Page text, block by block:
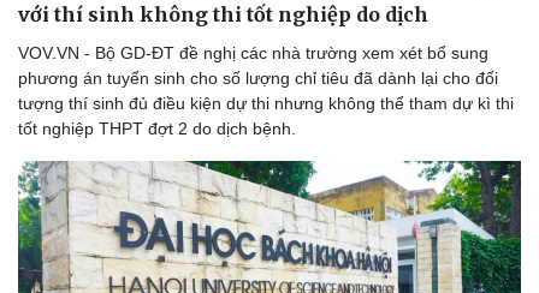
với thí sinh không thi tốt nghiệp do dịch
VOV.VN - Bộ GD-ĐT đề nghị các nhà trường xem xét bổ sung
phương án tuyển sinh cho số lượng chỉ tiêu đã dành lại cho đối
tượng thí sinh đủ điều kiện dự thi nhưng không thể tham dự kì thi
tốt nghiệp THPT đợt 2 do dịch bệnh.